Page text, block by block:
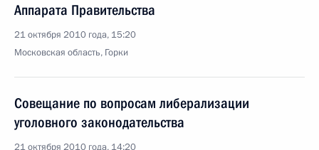
Аппарата Правительства
21 октября 2010 года, 15:20
Московская область, Горки
Совещание по вопросам либерализации
уголовного законодательства
21 октября 2010 года, 14:20